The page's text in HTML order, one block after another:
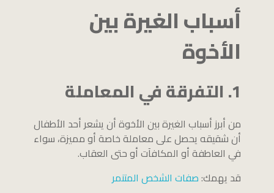
أسباب الغيرة بين
الأخوة
1. التفرقة في المعاملة
من أبرز أسباب الغيرة بين الأخوة أن يشعر أحد الأطفال
أن شقيقه يحصل على معاملة خاصة أو مميزة، سواء
في العاطفة أو المكافآت أو حتى العقاب.
قد يهمك:صفات الشخص المتنمر